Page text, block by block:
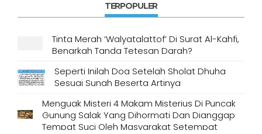
TERPOPULER
Tinta Merah ‘Walyatalattof’ Di Surat Al-Kahfi,
Benarkah Tanda Tetesan Darah?
Seperti Inilah Doa Setelah Sholat Dhuha
Sesuai Sunah Beserta Artinya
Menguak Misteri 4 Makam Misterius Di Puncak
Gunung Salak Yang Dihormati Dan Dianggap
Tempat Suci Oleh Masyarakat Setempat